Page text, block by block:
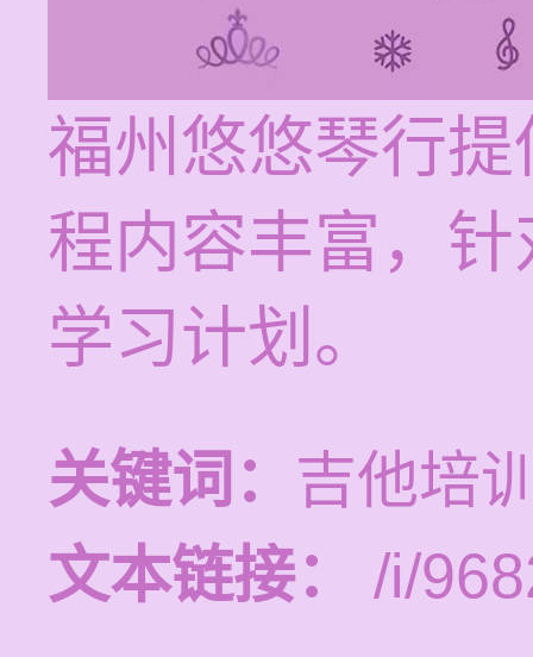
福州悠悠琴行
程内容丰富，
学习计划。
关键词： 吉他培
文本链接：
/i/